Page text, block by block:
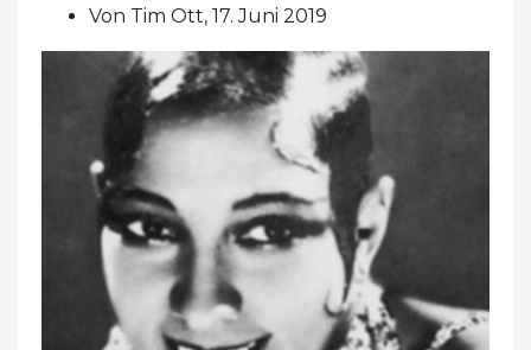
Von Tim Ott, 17. Juni 2019